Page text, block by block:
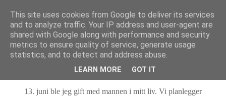
MARTHE EIDAHL
søndag 14. mars 2010
Mimre mimre mimre
13. juni ble jeg gift med mannen i mitt liv. Vi planlegger
This site uses cookies from Google to deliver its services
and to analyze traffic. Your IP address and user-agent are
shared with Google along with performance and security
metrics to ensure quality of service, generate usage
statistics, and to detect and address abuse.
LEARN MORE GOT IT